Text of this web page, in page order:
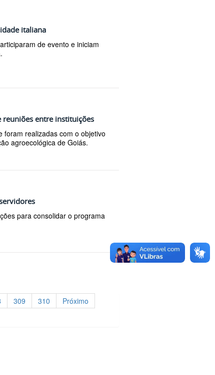
italiana
de evento e iniciam
reuniões entre instituições
foram realizadas com o objetivo
agroecológica de Goiás.
para consolidar o programa
309 310
Próximo